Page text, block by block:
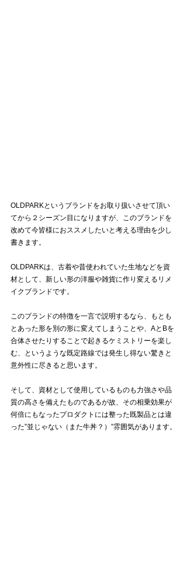
OLDPARKというブランドをお取り扱いさせて頂い
てから２シーズン目になりますが、このブランドを
改めて今皆様におススメしたいと考える理由を少し
書きます。
OLDPARKは、古着や昔使われていた生地などを資
材として、新しい形の洋服や雑貨に作り変えるリメ
イクブランドです。
このブランドの特徴を一言で説明するなら、もとも
とあった形を別の形に変えてしまうことや、AとBを
合体させたりすることで起きるケミストリーを楽し
む、というような既定路線では発生し得ない驚きと
意外性に尽きると思います。
そして、資材として使用しているものも力強さや品
質の高さを備えたものであるが故、その相乗効果が
何倍にもなったプロダクトには整った既製品とは違
った”並じゃない（また牛丼？）”雰囲気があります。